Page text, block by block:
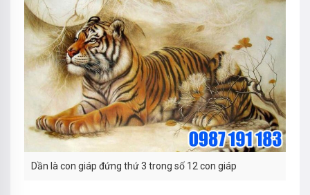
Dần là con giáp đứng thứ 3 trong số 12 con giáp